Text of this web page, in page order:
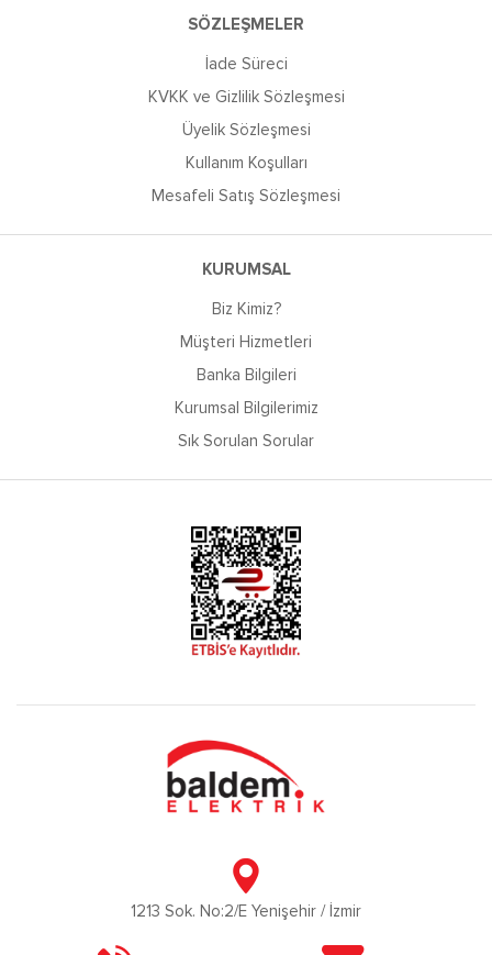
SÖZLEŞMELER
İade Süreci
KVKK ve Gizlilik Sözleşmesi
Üyelik Sözleşmesi
Kullanım Koşulları
Mesafeli Satış Sözleşmesi
KURUMSAL
Biz Kimiz?
Müşteri Hizmetleri
Banka Bilgileri
Kurumsal Bilgilerimiz
Sık Sorulan Sorular
1213 Sok. No:2/E Yenişehir / İzmir